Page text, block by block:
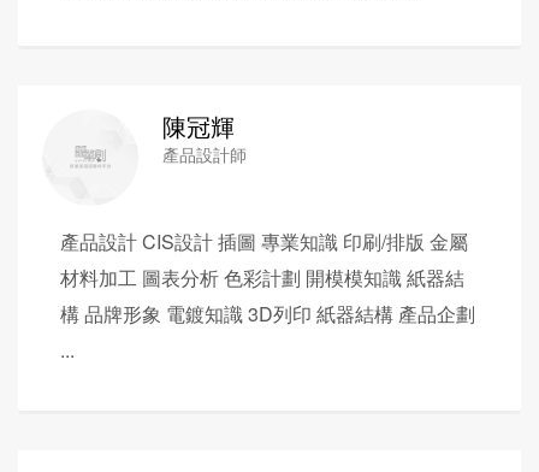
陳冠輝
產品設計師
產品設計 CIS設計 插圖 專業知識 印刷/排版 金屬
材料加工 圖表分析 色彩計劃 開模模知識 紙器結
構 品牌形象 電鍍知識 3D列印 紙器結構 產品企劃
...